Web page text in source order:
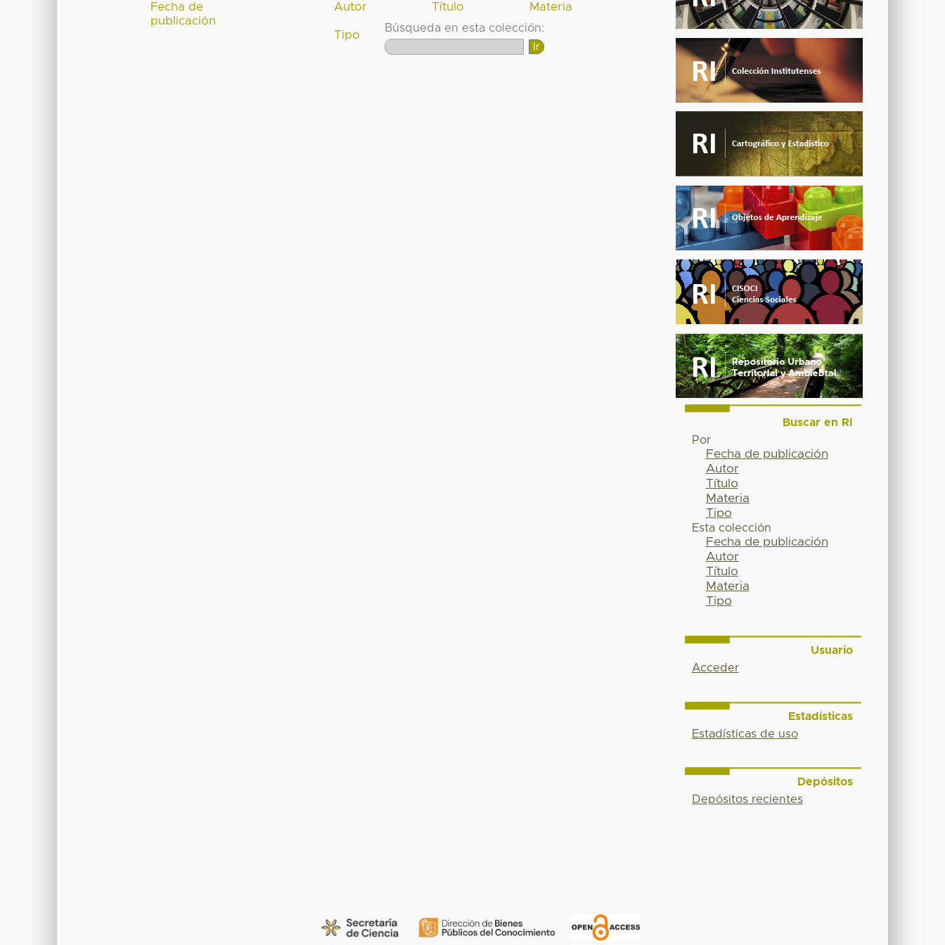
Fecha de
publicación
Autor Título Materia
Tipo
Búsqueda en esta colección:
Buscar en RI
Por
Fecha de publicación
Autor
Título
Materia
Tipo
Esta colección
Fecha de publicación
Autor
Título
Materia
Tipo
Usuario
Acceder
Estadísticas
Estadísticas de uso
Depósitos
Depósitos recientes